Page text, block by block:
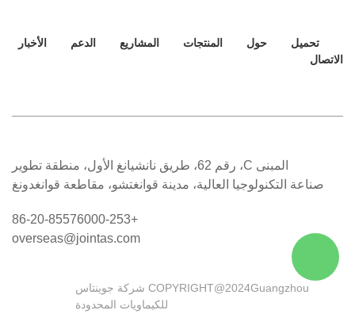
تحميل حول المنتجات المشاريع الدعم
الأخبار
الاتصال
المبنى C، رقم 62، طريق نانشيانغ الأول، منطقة تطوير
صناعة التكنولوجيا العالية، مدينة قوانغتشو، مقاطعة قوانغدونغ
+86-20-85576000-253
overseas@jointas.com
COPYRIGHT@2024Guangzhou شركة جوينتاس
للكيماويات المحدودة